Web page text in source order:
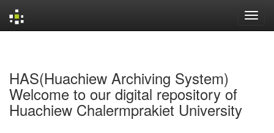
HAS(Huachiew Archiving System)
Welcome to our digital repository of
Huachiew Chalermprakiet University